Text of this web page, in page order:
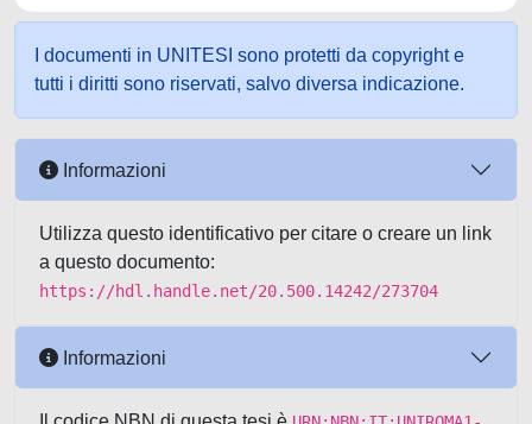
I documenti in UNITESI sono protetti da copyright e
tutti i diritti sono riservati, salvo diversa indicazione.
Informazioni
Utilizza questo identificativo per citare o creare un link
a questo documento:
https://hdl.handle.net/20.500.14242/273704
Informazioni